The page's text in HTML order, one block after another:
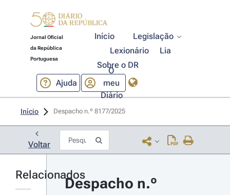
Jornal Oficial
da República
Portuguesa
Início
Legislação
Lexionário
Lia
Sobre o DR
Ajuda
O
meu
Diário
Início Despacho n.º 8177/2025
Voltar
Relacionados
Despacho n.º